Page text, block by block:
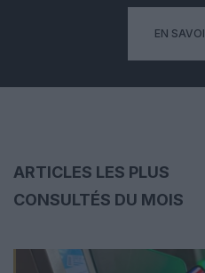
EN
ARTICLES LES PLUS
CONSULTÉS DU MOIS